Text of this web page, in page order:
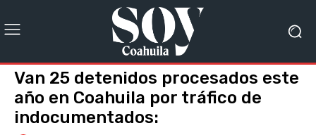
Van 25 detenidos procesados este
año en Coahuila por tráfico de
indocumentados: